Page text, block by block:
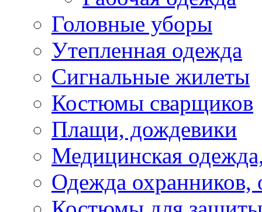
Головные уборы
Утепленная одежда
Сигнальные жилеты
Костюмы сварщиков
Плащи, дождевики
Медицинская
Одежда охранников,